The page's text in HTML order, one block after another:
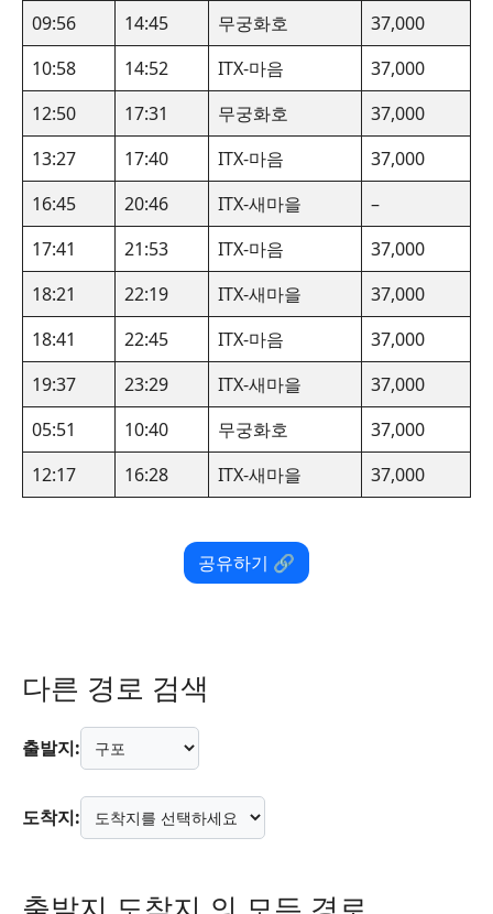
09:56
14:45 무궁화호
37,000
10:58
14:52 ITX-마음
37,000
12:50
17:31 무궁화호
37,000
13:27
17:40 ITX-마음
37,000
16:45
20:46 ITX-새마을
–
17:41
21:53 ITX-마음
37,000
18:21
22:19 ITX-새마을
37,000
18:41
22:45 ITX-마음
37,000
19:37
23:29 ITX-새마을
37,000
05:51
10:40 무궁화호
37,000
12:17
16:28 ITX-새마을 37,000
공유하기 🔗
다른 경로 검색
출발지:
도착지: